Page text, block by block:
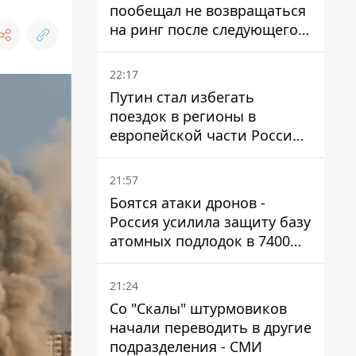
пообещал не возвращаться
на ринг после следующего
боя
22:17
Путин стал избегать
поездок в регионы в
европейской части России,
куда регулярно долетают
дроны
21:57
Боятся атаки дронов -
Россия усилила защиту базу
атомных подлодок в 7400
км от Украины
21:24
Со "Скалы" штурмовиков
начали переводить в другие
подразделения - СМИ